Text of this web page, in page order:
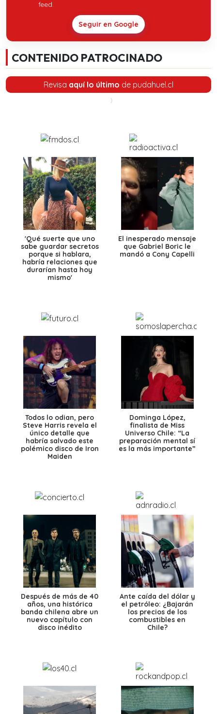
feed.
Seguir en Google
CONTENIDO PATROCINADO
Revisa aquí lo último de pudahuel.cl
'Qué suerte que uno
sabe guardar secretos
porque si hablara,
habría relaciones que
durarían hasta hoy
mismo'
El inesperado mensaje
que Gabriel Boric le
mandó a Cony Capelli
Todos lo odian, pero
Steve Harris revela el
único detalle que
habría salvado este
polémico disco de Iron
Maiden
Dominga López,
finalista de Miss
Universo Chile: “La
preparación mental sí
es la más importante”
Después de más de 40
años, una histórica
banda chilena abre un
nuevo capítulo con
disco inédito
Ante caída del dólar y
el petróleo: ¿Bajarán
los precios de los
combustibles en
Chile?